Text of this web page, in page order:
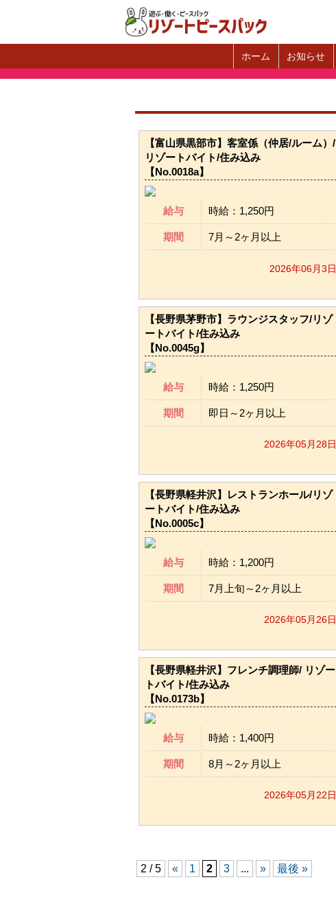
ホーム お知らせ
【富山県黒部市】客室係（仲居/ルーム）/
リゾートバイト/住み込み
【No.0018a】
給与 時給：1,250円
期間 7月～2ヶ月以上
2026年06月3日
【長野県茅野市】ラウンジスタッフ/リゾ
ートバイト/住み込み
【No.0045g】
給与 時給：1,250円
期間 即日～2ヶ月以上
2026年05月28日
【長野県軽井沢】レストランホール/リゾ
ートバイト/住み込み
【No.0005c】
給与 時給：1,200円
期間 7月上旬～2ヶ月以上
2026年05月26日
【長野県軽井沢】フレンチ調理師/ リゾー
トバイト/住み込み
【No.0173b】
給与 時給：1,400円
期間 8月～2ヶ月以上
2026年05月22日
2 / 5 « 1 2 3 ... » 最後 »